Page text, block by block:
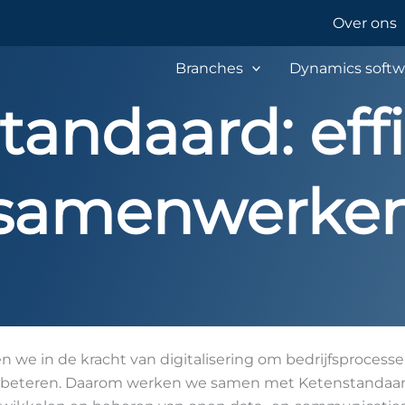
Over ons
Branches Dynamics
we in de kracht van digitalisering om
Daarom werken we samen met